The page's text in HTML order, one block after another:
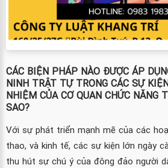
CÁC BIỆN PHÁP NÀO ĐƯỢC ÁP
NINH TRẬT TỰ TRONG CÁC SỰ
NHIỆM CỦA CƠ QUAN CHỨC NĂNG
SAO?
Với sự phát triển mạnh mẽ của các
thao, và kinh tế, các sự kiện lớn ngày
thu hút sự chú ý của đông đảo người